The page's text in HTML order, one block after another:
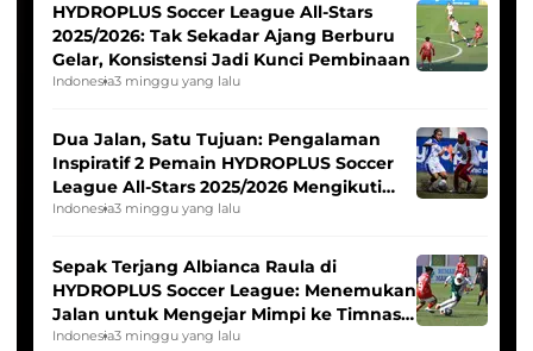
HYDROPLUS Soccer League All-Stars
2025/2026: Tak Sekadar Ajang Berburu
Gelar, Konsistensi Jadi Kunci Pembinaan
Indonesia3 minggu yang lalu
Dua Jalan, Satu Tujuan: Pengalaman
Inspiratif 2 Pemain HYDROPLUS Soccer
League All-Stars 2025/2026 Mengikuti
Seleksi Timnas Indonesia Putri
Indonesia3 minggu yang lalu
Sepak Terjang Albianca Raula di
HYDROPLUS Soccer League: Menemukan
Jalan untuk Mengejar Mimpi ke Timnas
Indonesia Putri
Indonesia3 minggu yang lalu